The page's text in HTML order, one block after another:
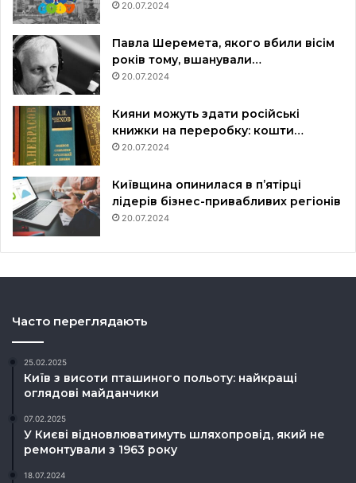
20.07.2024
Павла Шеремета, якого вбили вісім
років тому, вшанували…
20.07.2024
Кияни можуть здати російські
книжки на переробку: кошти…
20.07.2024
Київщина опинилася в пʼятірці
лідерів бізнес-привабливих регіонів
20.07.2024
Часто переглядають
25.02.2025
Київ з висоти пташиного польоту: найкращі
оглядові майданчики
07.02.2025
У Києві відновлюватимуть шляхопровід, який не
ремонтували з 1963 року
18.07.2024